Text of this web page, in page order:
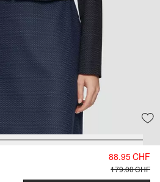
88.95 CHF
179.00 CHF